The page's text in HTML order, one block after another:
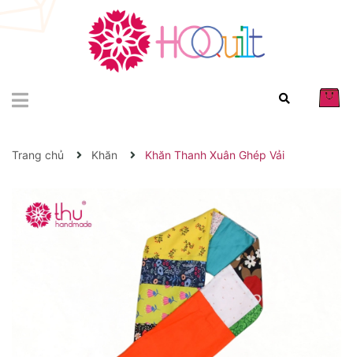
Trang chủ Khăn Khăn Thanh Xuân Ghép Vải